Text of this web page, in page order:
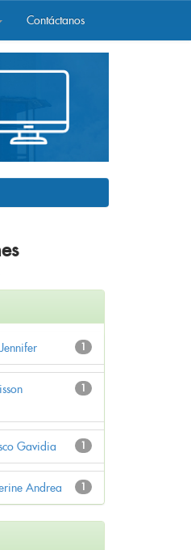
Contáctanos
1
1
1
Gavidia
1
Andrea